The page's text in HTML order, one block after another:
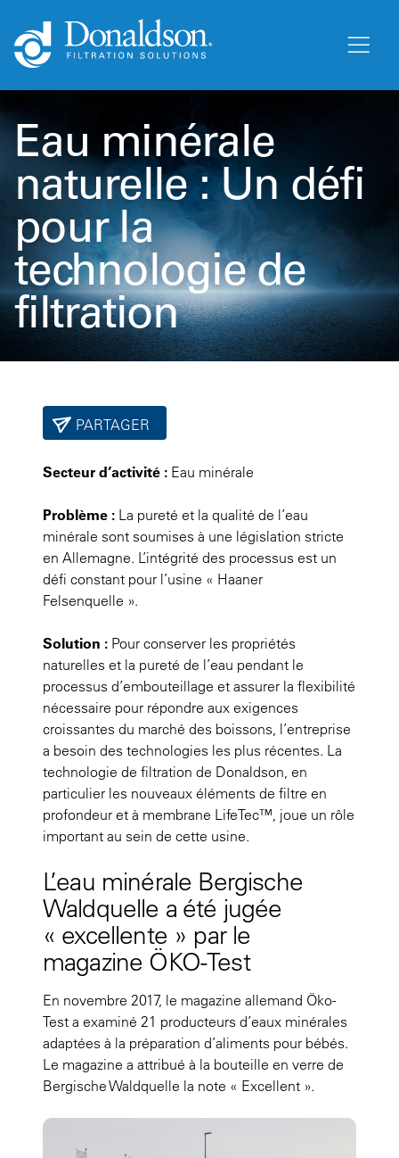
Eau minérale
naturelle : Un défi
pour la
technologie de
filtration
PARTAGER
Secteur d’activité : Eau minérale
Problème : La pureté et la qualité de l’eau
minérale sont soumises à une législation stricte
en Allemagne. L’intégrité des processus est un
défi constant pour l’usine « Haaner
Felsenquelle ».
Solution : Pour conserver les propriétés
naturelles et la pureté de l’eau pendant le
processus d’embouteillage et assurer la flexibilité
nécessaire pour répondre aux exigences
croissantes du marché des boissons, l’entreprise
a besoin des technologies les plus récentes. La
technologie de filtration de Donaldson, en
particulier les nouveaux éléments de filtre en
profondeur et à membrane LifeTec™, joue un rôle
important au sein de cette usine.
L’eau minérale Bergische
Waldquelle a été jugée
« excellente » par le
magazine ÖKO-Test
En novembre 2017, le magazine allemand Öko-
Test a examiné 21 producteurs d’eaux minérales
adaptées à la préparation d’aliments pour bébés.
Le magazine a attribué à la bouteille en verre de
Bergische Waldquelle la note « Excellent ».